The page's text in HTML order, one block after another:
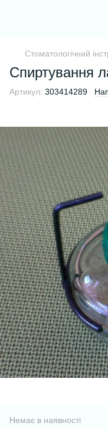
Стоматологічний
Спиртування
Артикул: 303414289
Немає в наявності